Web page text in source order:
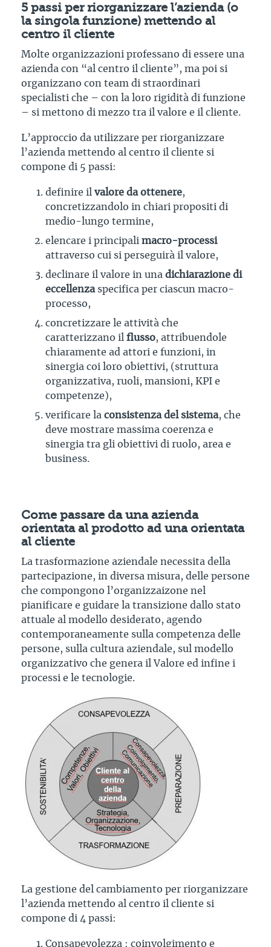
5 passi per riorganizzare l’azienda (o
la singola funzione) mettendo al
centro il cliente
Molte organizzazioni professano di essere una
azienda con “al centro il cliente”, ma poi si
organizzano con team di straordinari
specialisti che – con la loro rigidità di funzione
– si mettono di mezzo tra il valore e il cliente.
L’approccio da utilizzare per riorganizzare
l’azienda mettendo al centro il cliente si
compone di 5 passi:
definire il valore da ottenere,
concretizzandolo in chiari propositi di
medio-lungo termine,
elencare i principali macro-processi
attraverso cui si perseguirà il valore,
declinare il valore in una dichiarazione di
eccellenzaspecifica per ciascun macro-
processo,
concretizzare le attività che
caratterizzano il flusso, attribuendole
chiaramente ad attori e funzioni, in
sinergia coi loro obiettivi, (struttura
organizzativa, ruoli, mansioni, KPI e
competenze),
verificare la consistenza del sistema, che
deve mostrare massima coerenza e
sinergia tra gli obiettivi di ruolo, area e
business.
Come passare da una azienda
orientata al prodotto ad una orientata
al cliente
La trasformazione aziendale necessita della
partecipazione, in diversa misura, delle persone
che compongono l’organizzaizone nel
pianificare e guidare la transizione dallo stato
attuale al modello desiderato, agendo
contemporaneamente sulla competenza delle
persone, sulla cultura aziendale, sul modello
organizzativo che genera il Valore ed infine i
processi e le tecnologie.
La gestione del cambiamento per riorganizzare
l’azienda mettendo al centro il cliente si
compone di 4 passi:
Consapevolezza : coinvolgimento e